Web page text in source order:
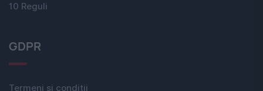
10 Reguli
GDPR
Termeni si conditii